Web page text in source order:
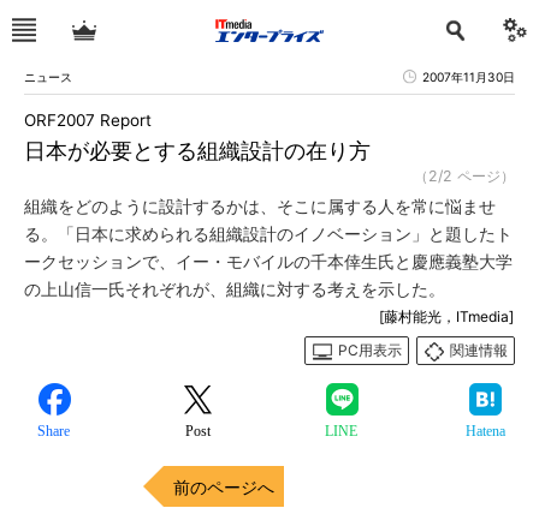
ニュース 2007年11月30日
日本が必要とする組織設計の在り方
ORF2007 Report
（2/2 ページ）
組織をどのように設計するかは、そこに属する人を常に悩ませ
る。「日本に求められる組織設計のイノベーション」と題したト
ークセッションで、イー・モバイルの千本倖生氏と慶應義塾大学
の上山信一氏それぞれが、組織に対する考えを示した。
[藤村能光，ITmedia]
PC用表示
関連情報
Share Post LINE Hatena
前のページへ